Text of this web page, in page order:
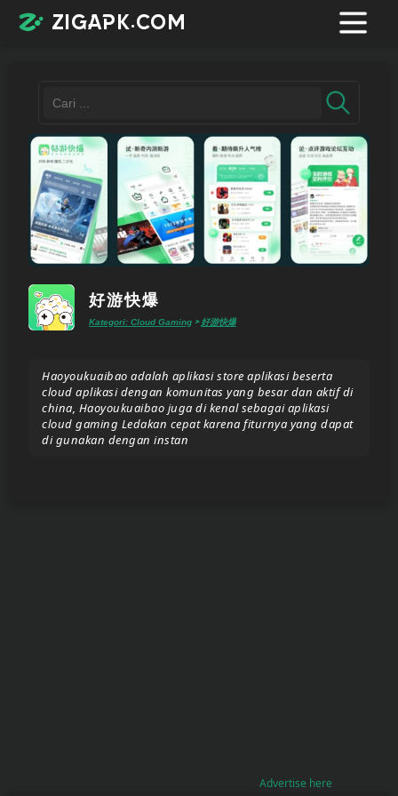
zigapk.com
Register
Contacts
Request
app
telegram
Donate/Support
好游快爆
Kategori: Cloud Gaming > 好游快爆
Haoyoukuaibao adalah aplikasi store aplikasi beserta
cloud aplikasi dengan komunitas yang besar dan aktif di
china, Haoyoukuaibao juga di kenal sebagai aplikasi
cloud gaming Ledakan cepat karena fiturnya yang dapat
di gunakan dengan instan
Advertise here